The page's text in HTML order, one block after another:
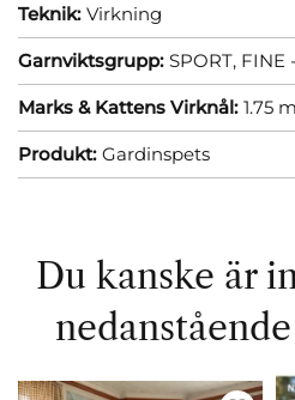
Teknik: Virkning
Garnviktsgrupp: SPORT, FINE
Marks & Kattens Virknål: 1.75
Produkt: Gardinspets
Du kanske är